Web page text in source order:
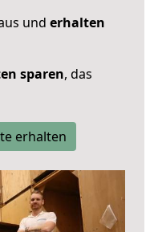
und erhalten
sparen, das
erhalten